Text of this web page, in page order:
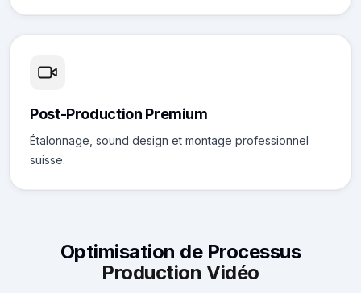
Post-Production Premium
Étalonnage, sound design et montage professionnel
suisse.
Optimisation de Processus
Production Vidéo